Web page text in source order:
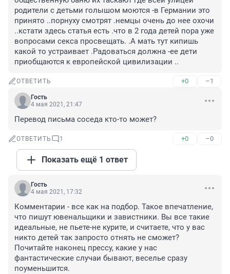
родители с детьми голышом моются -в Германии это
принято ..порнуху смотрят .немцы очень до нее охочи
..кстати здесь статья есть .что в 2 года детей пора уже
вопросами секса просвещать. .А мать тут кипишь
какой то устраивает .Радоваться должна -ее дети
приобщаются к европейской цивилизации ..
ОТВЕТИТЬ +0 –1
Гость
4 мая 2021, 21:47
Перевод письма соседа кто-то может?
ОТВЕТИТЬ 1 +0 –0
Показать ещё 1 ответ
Гость
4 мая 2021, 17:32
Комментарии - все как на подбор. Такое впечатление,
что пишут ювенальщики и завистники. Вы все такие
идеальные, не пьете-не курите, и считаете, что у вас
никто детей так запросто отнять не сможет?
Почитайте наконец прессу, какие у нас
фантастические случаи бывают, веселье сразу
поуменьшится.